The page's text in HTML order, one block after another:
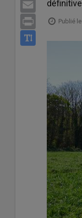
Email
Print
Publié le